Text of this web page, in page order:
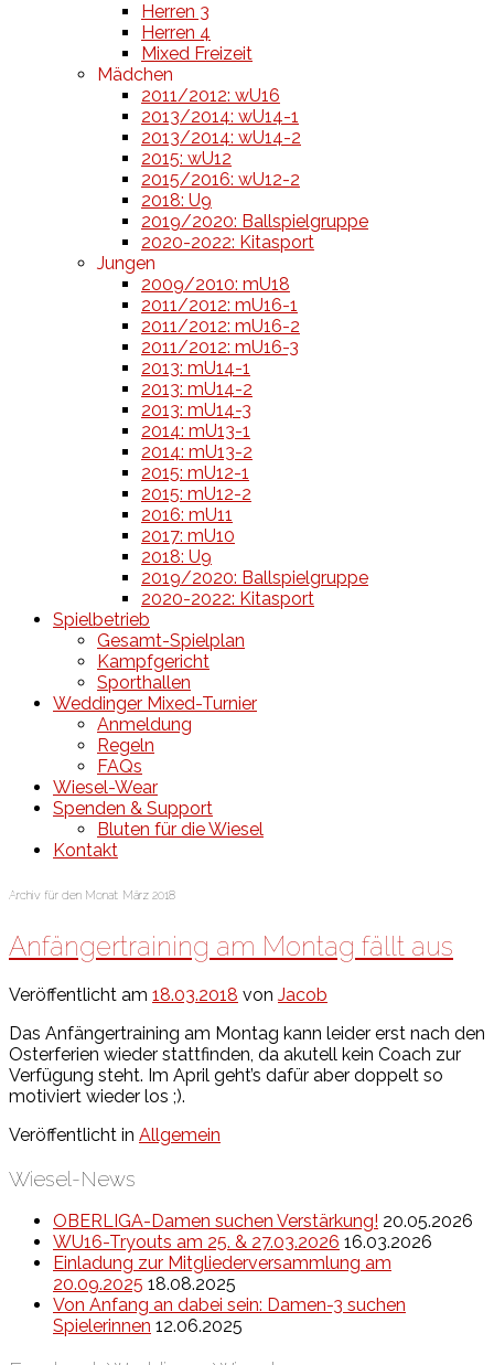
Herren 3
Herren 4
Mixed Freizeit
Mädchen
2011/2012: wU16
2013/2014: wU14-1
2013/2014: wU14-2
2015: wU12
2015/2016: wU12-2
2018: U9
2019/2020: Ballspielgruppe
2020-2022: Kitasport
Jungen
2009/2010: mU18
2011/2012: mU16-1
2011/2012: mU16-2
2011/2012: mU16-3
2013: mU14-1
2013: mU14-2
2013: mU14-3
2014: mU13-1
2014: mU13-2
2015: mU12-1
2015: mU12-2
2016: mU11
2017: mU10
2018: U9
2019/2020: Ballspielgruppe
2020-2022: Kitasport
Spielbetrieb
Gesamt-Spielplan
Kampfgericht
Sporthallen
Weddinger Mixed-Turnier
Anmeldung
Regeln
FAQs
Wiesel-Wear
Spenden & Support
Bluten für die Wiesel
Kontakt
Archiv für den Monat: März 2018
Anfängertraining am Montag fällt aus
Veröffentlicht am 18.03.2018 von Jacob
Das Anfängertraining am Montag kann leider erst nach den
Osterferien wieder stattfinden, da akutell kein Coach zur
Verfügung steht. Im April geht’s dafür aber doppelt so
motiviert wieder los ;).
Veröffentlicht in Allgemein
Wiesel-News
OBERLIGA-Damen suchen Verstärkung! 20.05.2026
WU16-Tryouts am 25. & 27.03.2026 16.03.2026
Einladung zur Mitgliederversammlung am
20.09.2025 18.08.2025
Von Anfang an dabei sein: Damen-3 suchen
Spielerinnen 12.06.2025